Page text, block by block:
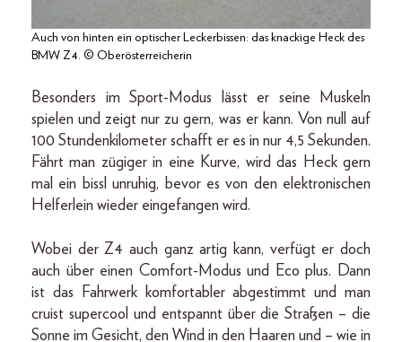
Auch von hinten ein optischer Leckerbissen: das knackige Heck des
BMW Z4. © Oberösterreicherin
Besonders im Sport-Modus lässt er seine Muskeln
spielen und zeigt nur zu gern, was er kann. Von null auf
100 Stundenkilometer schafft er es in nur 4,5 Sekunden.
Fährt man zügiger in eine Kurve, wird das Heck gern
mal ein bissl unruhig, bevor es von den elektronischen
Helferlein wieder eingefangen wird.
Wobei der Z4 auch ganz artig kann, verfügt er doch
auch über einen Comfort-Modus und Eco plus. Dann
ist das Fahrwerk komfortabler abgestimmt und man
cruist supercool und entspannt über die Straßen – die
Sonne im Gesicht, den Wind in den Haaren und – wie in